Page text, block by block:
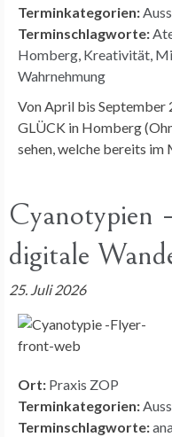
Terminkategorien:
Terminschlagworte:
Homberg, Kreativität,
Wahrnehmung
Von April bis September
GLÜCK in Homberg
sehen, welche bereits im
Cyanotypien
digitale
25. Juli 2026
Ort: Praxis ZOP
Terminkategorien:
Terminschlagworte: